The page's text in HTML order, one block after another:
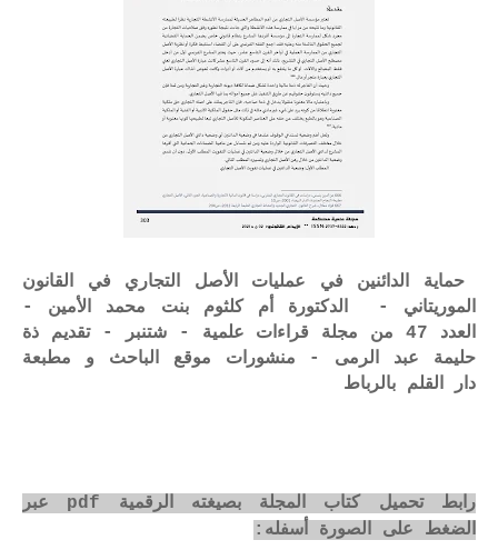
حماية الدائنين في عمليات الأصل التجاري في القانون
الموريتاني - الدكتورة أم كلثوم بنت محمد الأمين -
العدد 47 من مجلة قراءات علمية - شتنبر - تقديم ذة
حليمة عبد الرمى - منشورات موقع الباحث و مطبعة
دار القلم بالرباط
رابط تحميل كتاب المجلة بصيغته الرقمية pdf عبر
الضغط على الصورة أسفله: